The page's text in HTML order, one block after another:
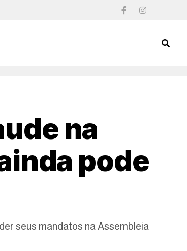
na
pode
seus mandatos na Assembleia